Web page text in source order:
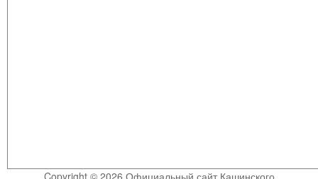
Copyright © 2026 Официальный сайт Кашинского